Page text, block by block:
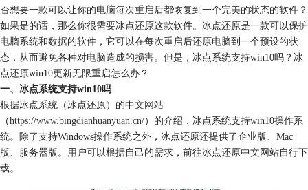
否想要一款可以让你的电脑每次重启后都恢复到一个完美的状态的软件？
如果是的话，那么你很需要冰点还原这款软件。冰点还原是一款可以保护
电脑系统和数据的软件，它可以在每次重启后还原电脑到一个预设的状
态，从而避免各种对电脑造成的损害。但是，冰点系统支持win10吗？冰
点还原win10更新无限重启怎么办？
一、冰点系统支持win10吗
根据冰点系统（冰点还原）的中文网站
（https://www.bingdianhuanyuan.cn/）的介绍，冰点系统支持win10操作系
统。除了支持Windows操作系统之外，冰点还原还提供了企业版、Mac
版、服务器版。用户可以根据自己的需求，前往冰点还原中文网站自行下
载。